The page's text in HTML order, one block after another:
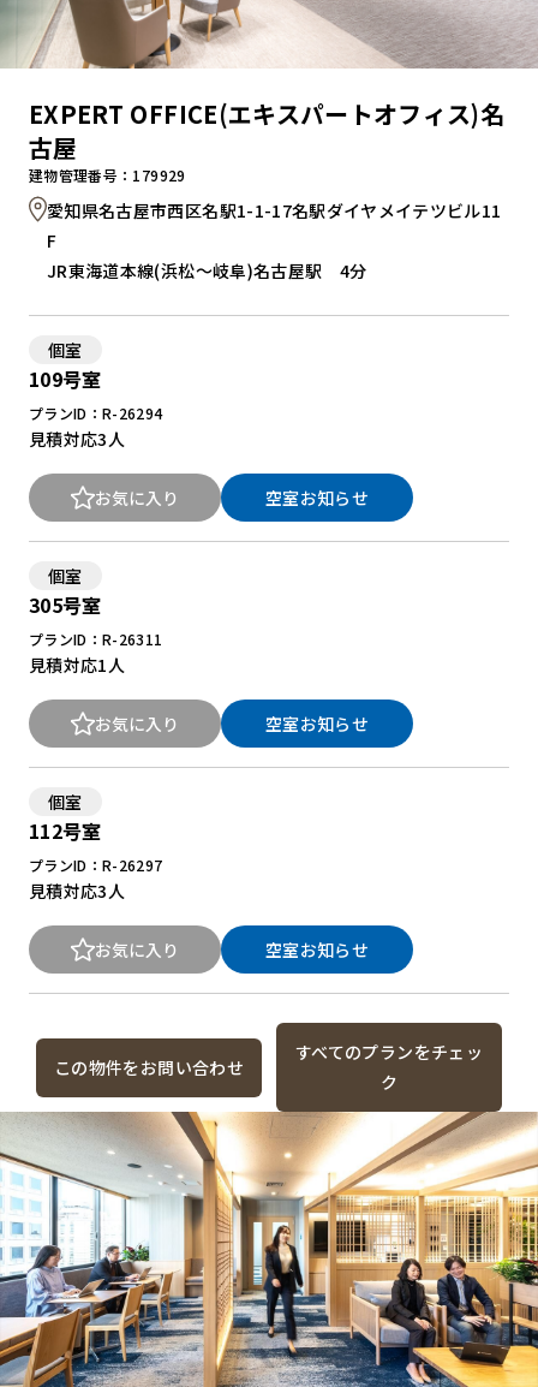
EXPERT OFFICE(エキスパートオフィス)名
古屋
建物管理番号：179929
愛知県名古屋市西区名駅1-1-17名駅ダイヤメイテツビル11
F
JR東海道本線(浜松～岐阜)名古屋駅 4分
個室
109号室
プランID：R-26294
見積対応3人
お気に入り 空室お知らせ
個室
305号室
プランID：R-26311
見積対応1人
お気に入り 空室お知らせ
個室
112号室
プランID：R-26297
見積対応3人
お気に入り 空室お知らせ
この物件をお問い合わせ
すべてのプランをチェッ
ク